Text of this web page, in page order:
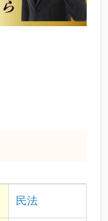
民法